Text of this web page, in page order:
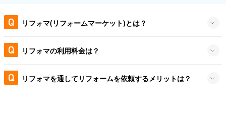
リフォマ(リフォームマーケット)とは？
リフォマの利用料金は？
リフォマを通してリフォームを依頼するメリットは？